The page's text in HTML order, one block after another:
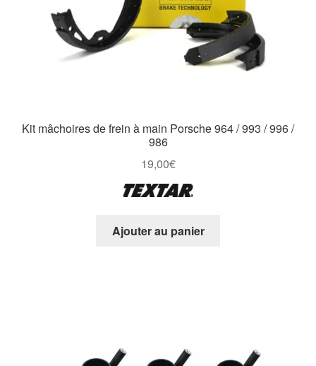
Kit mâchoires de frein à main Porsche 964 / 993 / 996 /
986
19,00€
Ajouter au panier